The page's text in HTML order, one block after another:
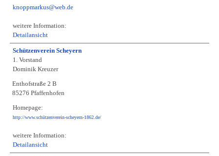
knoppmarkus@web.de
weitere Information:
Detailansicht
Schützenverein Scheyern
1. Vorstand
Dominik Kreuzer
Enthofstraße 2 B
85276 Pfaffenhofen
Homepage:
http://www.schützenverein-scheyern-1862.de/
weitere Information:
Detailansicht